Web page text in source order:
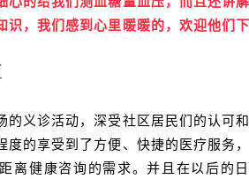
识，我们感到心里暖暖的，欢迎他们
的义诊活动，深受社区居民们的认可
度的享受到了方便、快捷的医疗服务
离健康咨询的需求。并且在以后的